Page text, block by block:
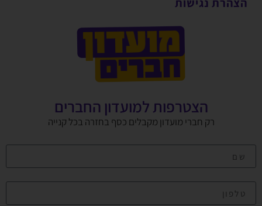
הצהרת נגישות
הצטרפות למועדון החברים
רק חברי מועדון מקבלים כסף בחזרה בכל קנייה